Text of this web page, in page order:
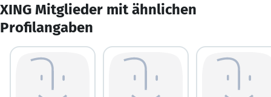
XING Mitglieder mit ähnlichen
Profilangaben